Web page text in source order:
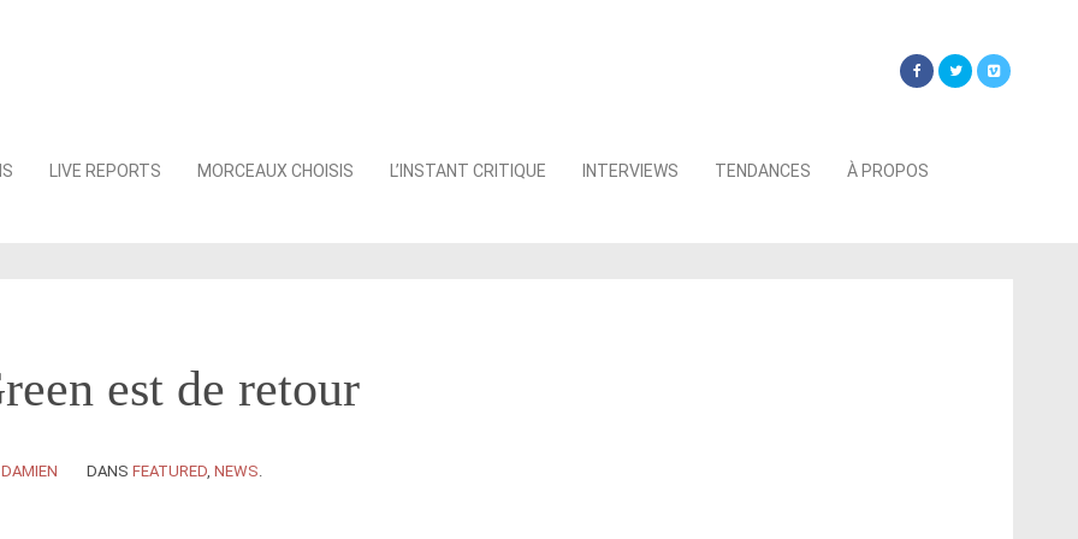
LIVE REPORTS MORCEAUX CHOISIS L’INSTANT CRITIQUE INTERVIEWS TENDANCES À PROPOS
est de retour
DAMIEN DANS FEATURED NEWS